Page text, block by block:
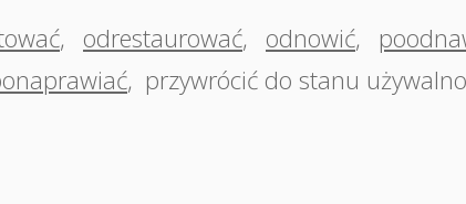
, odrestaurować, odnowić,
, przywrócić do stanu